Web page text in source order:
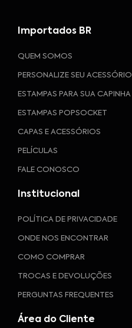
Importados BR
QUEM SOMOS
PERSONALIZE SEU ACESSÓRIO
ESTAMPAS PARA SUA CAPINHA
ESTAMPAS POPSOCKET
CAPAS E ACESSÓRIOS
PELÍCULAS
FALE CONOSCO
Institucional
POLÍTICA DE PRIVACIDADE
ONDE NOS ENCONTRAR
COMO COMPRAR
TROCAS E DEVOLUÇÕES
PERGUNTAS FREQUENTES
Área do Cliente